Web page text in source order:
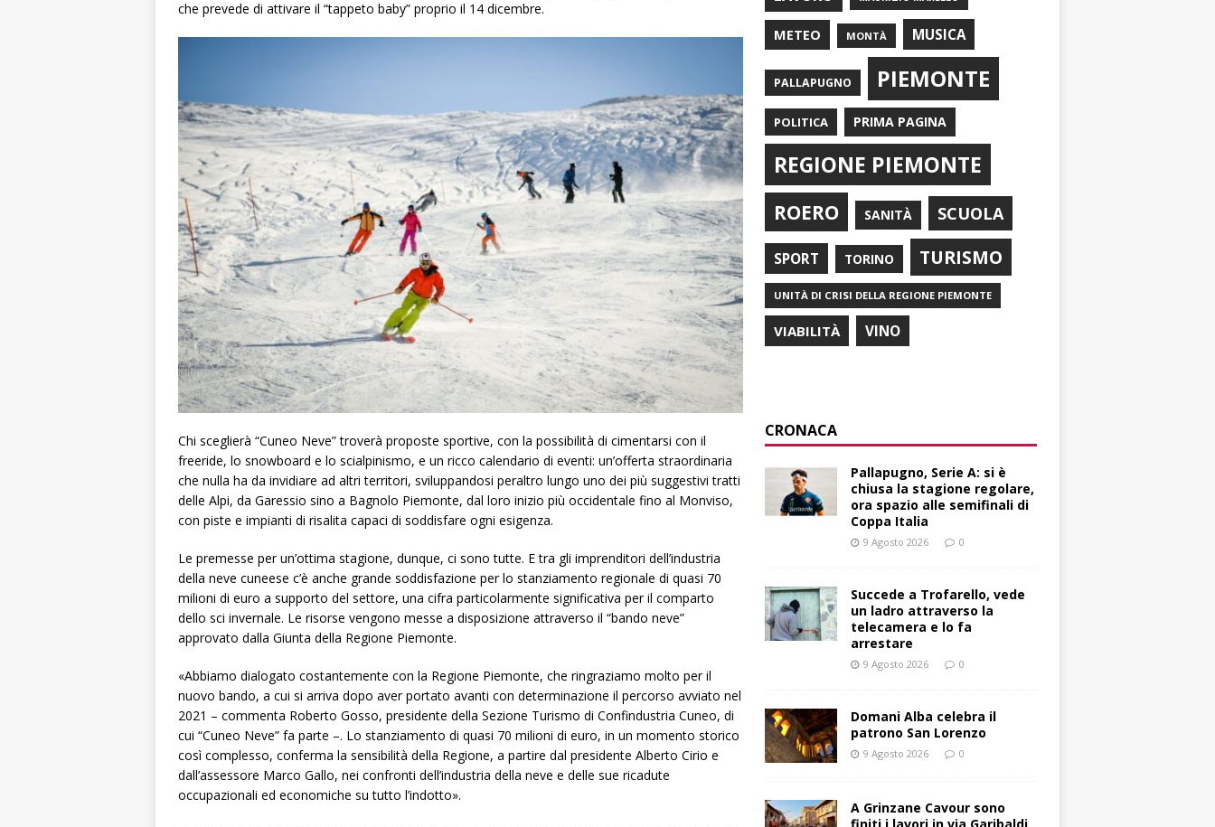
che prevede di attivare il “tappeto baby” proprio il 14 dicembre.
Chi sceglierà “Cuneo Neve” troverà proposte sportive, con la possibilità di cimentarsi con il
freeride, lo snowboard e lo scialpinismo, e un ricco calendario di eventi: un’offerta straordinaria
che nulla ha da invidiare ad altri territori, sviluppandosi peraltro lungo uno dei più suggestivi tratti
delle Alpi, da Garessio sino a Bagnolo Piemonte, dal loro inizio più occidentale fino al Monviso,
con piste e impianti di risalita capaci di soddisfare ogni esigenza.
Le premesse per un’ottima stagione, dunque, ci sono tutte. E tra gli imprenditori dell’industria
della neve cuneese c’è anche grande soddisfazione per lo stanziamento regionale di quasi 70
milioni di euro a supporto del settore, una cifra particolarmente significativa per il comparto
dello sci invernale. Le risorse vengono messe a disposizione attraverso il “bando neve”
approvato dalla Giunta della Regione Piemonte.
«Abbiamo dialogato costantemente con la Regione Piemonte, che ringraziamo molto per il
nuovo bando, a cui si arriva dopo aver portato avanti con determinazione il percorso avviato nel
2021 – commenta Roberto Gosso, presidente della Sezione Turismo di Confindustria Cuneo, di
cui “Cuneo Neve” fa parte –. Lo stanziamento di quasi 70 milioni di euro, in un momento storico
così complesso, conferma la sensibilità della Regione, a partire dal presidente Alberto Cirio e
dall’assessore Marco Gallo, nei confronti dell’industria della neve e delle sue ricadute
occupazionali ed economiche su tutto l’indotto».
METEO MONTÀ MUSICA
PALLAPUGNO PIEMONTE
POLITICA PRIMA PAGINA
REGIONE PIEMONTE
ROERO SANITÀ SCUOLA
SPORT TORINO TURISMO
UNITÀ DI CRISI DELLA REGIONE PIEMONTE
VIABILITÀ VINO
CRONACA
Pallapugno, Serie A: si è
chiusa la stagione regolare,
ora spazio alle semifinali di
Coppa Italia
9 Agosto 2026 0
Succede a Trofarello, vede
un ladro attraverso la
telecamera e lo fa
arrestare
9 Agosto 2026 0
Domani Alba celebra il
patrono San Lorenzo
9 Agosto 2026 0
A Grinzane Cavour sono